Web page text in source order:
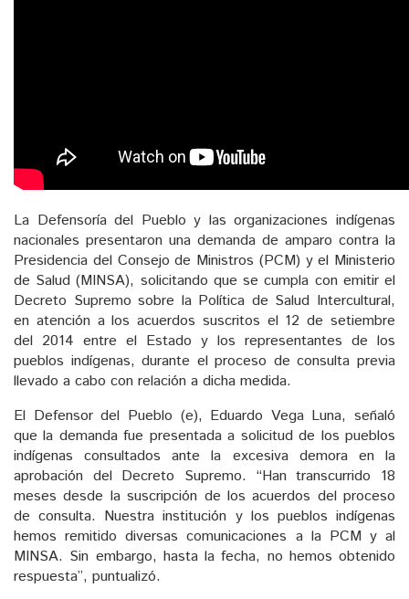
La Defensoría del Pueblo y las organizaciones indígenas
nacionales presentaron una demanda de amparo contra la
Presidencia del Consejo de Ministros (PCM) y el Ministerio
de Salud (MINSA), solicitando que se cumpla con emitir el
Decreto Supremo sobre la Política de Salud Intercultural,
en atención a los acuerdos suscritos el 12 de setiembre
del 2014 entre el Estado y los representantes de los
pueblos indígenas, durante el proceso de consulta previa
llevado a cabo con relación a dicha medida.
El Defensor del Pueblo (e), Eduardo Vega Luna, señaló
que la demanda fue presentada a solicitud de los pueblos
indígenas consultados ante la excesiva demora en la
aprobación del Decreto Supremo. “Han transcurrido 18
meses desde la suscripción de los acuerdos del proceso
de consulta. Nuestra institución y los pueblos indígenas
hemos remitido diversas comunicaciones a la PCM y al
MINSA. Sin embargo, hasta la fecha, no hemos obtenido
respuesta”, puntualizó.